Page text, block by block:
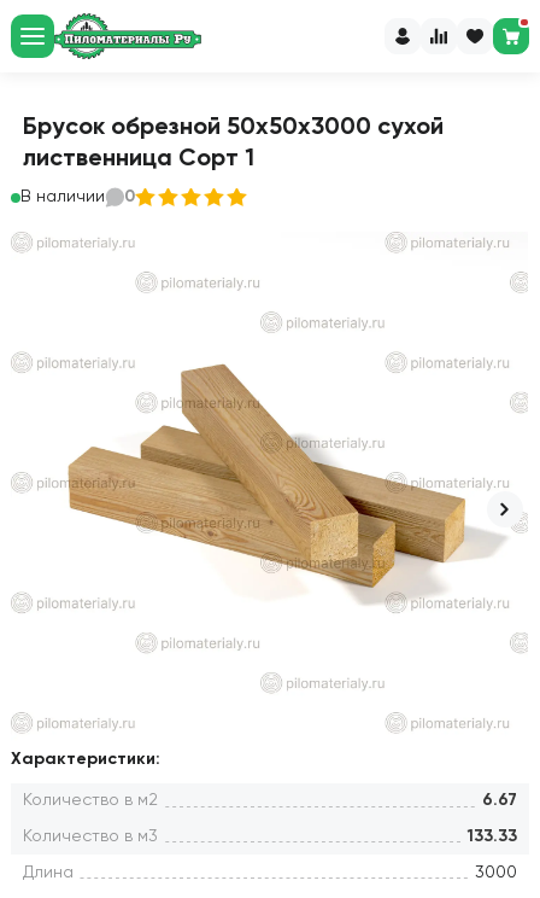
Брусок обрезной 50х50х3000 сухой
лиственница Сорт 1
В наличии 0
Характеристики:
Количество в м2 6.67
Количество в м3 133.33
Длина 3000